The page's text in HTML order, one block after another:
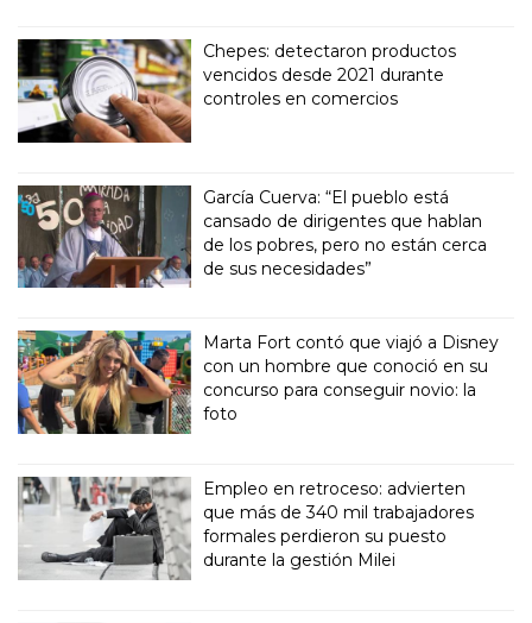
Chepes: detectaron productos
vencidos desde 2021 durante
controles en comercios
García Cuerva: “El pueblo está
cansado de dirigentes que hablan
de los pobres, pero no están cerca
de sus necesidades”
Marta Fort contó que viajó a Disney
con un hombre que conoció en su
concurso para conseguir novio: la
foto
Empleo en retroceso: advierten
que más de 340 mil trabajadores
formales perdieron su puesto
durante la gestión Milei